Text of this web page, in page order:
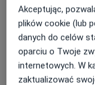
Konsultacja
Od 250 zł
Konsultacja
(pierwsza wizyta)
Akceptując,
plików cookie (lub
danych do celów
oparciu o Twoje
internetowych. W
zaktualizować